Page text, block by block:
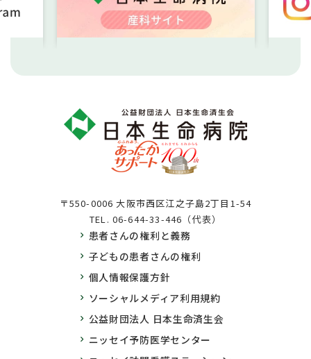
〒550-0006 大阪市西区江之子島2丁目1-54
TEL. 06-644-33-446（代表）
患者さんの権利と義務
子どもの患者さんの権利
個人情報保護方針
ソーシャルメディア利用規約
公益財団法人 日本生命済生会
ニッセイ予防医学センター